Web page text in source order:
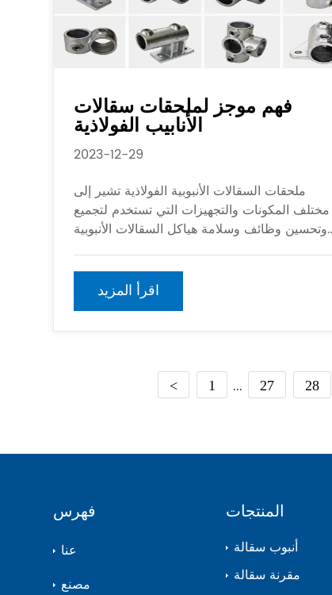
فهم موجز لملحقات سقالات
الأنابيب الفولاذية
2023-12-29
ملحقات السقالات الأنبوبية الفولاذية تشير إلى
مختلف المكونات والتجهيزات التي تستخدم لتجميع
وتحسين وظائف وسلامة هياكل السقالات الأنبوبية
الحصر قارنات السقالات ، الرافعات الأساسية ،
اقرأ المزيد
< 1 ... 27 28
فهرس
عنا
مصنع
المنتجات
أنبوب سقالة
مقرنة سقالة